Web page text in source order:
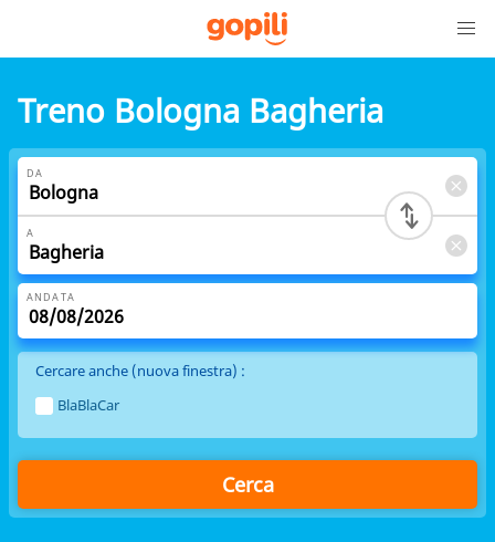
Treno Bologna Bagheria
DA
A
ANDATA
Cercare anche (nuova finestra) :
BlaBlaCar
Cerca